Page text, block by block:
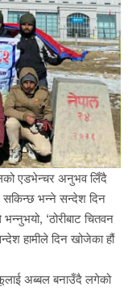
एडभेन्चर अनुभव लिँदै
सकिन्छ भन्ने सन्देश दिन
‘ठोरीबाट चितवन
हामीले दिन खोजेका हौं
अब्बल बनाउँदै लगेको